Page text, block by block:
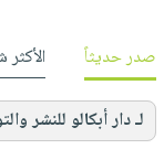
صدر حديثاً
لـ دار أبكالو للنشر